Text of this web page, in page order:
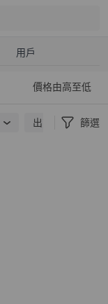
用戶
價格由高至低
出貨地點 篩選